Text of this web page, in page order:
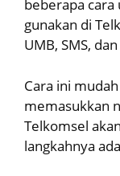
beberapa cara
gunakan di
UMB, SMS,
Cara ini
memasukkan
Telkomsel
langkahnya